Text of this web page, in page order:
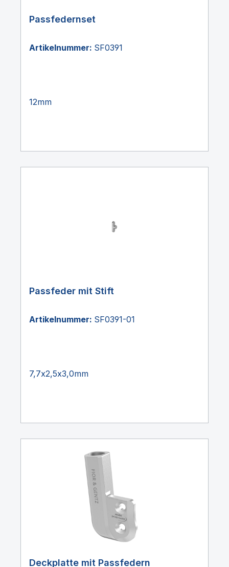
Passfedernset
Artikelnummer: SF0391
12mm
Passfeder mit Stift
Artikelnummer: SF0391-01
7,7x2,5x3,0mm
Deckplatte mit Passfedern